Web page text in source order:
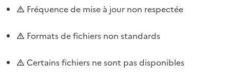
Fréquence de mise à jour non respectée
Formats de fichiers non standards
Certains fichiers ne sont pas disponibles